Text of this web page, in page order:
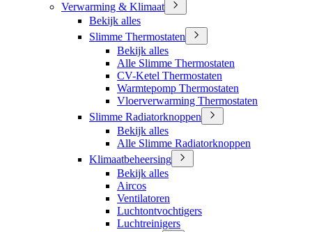
Verwarming & Klimaat
Bekijk alles
Slimme Thermostaten
Bekijk alles
Alle Slimme Thermostaten
CV-Ketel Thermostaten
Warmtepomp Thermostaten
Vloerverwarming Thermostaten
Slimme Radiatorknoppen
Bekijk alles
Alle Slimme Radiatorknoppen
Klimaatbeheersing
Bekijk alles
Aircos
Ventilatoren
Luchtontvochtigers
Luchtreinigers